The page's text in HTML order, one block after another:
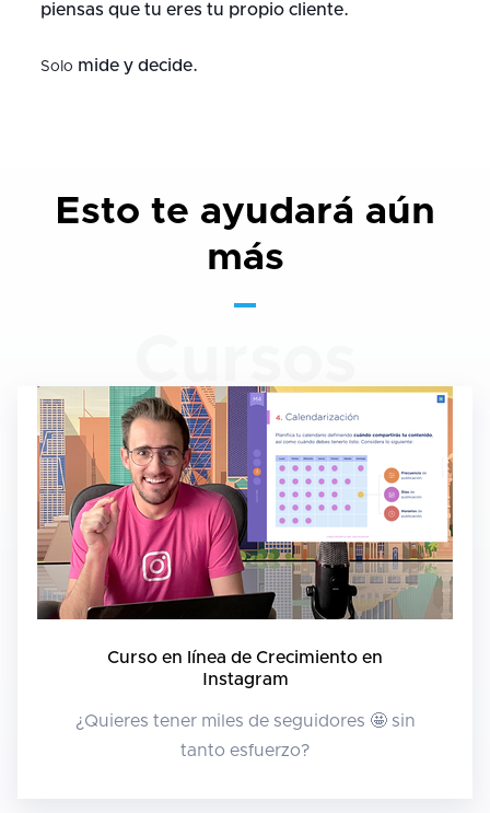
piensas que tu eres tu propio cliente.
Solo mide y decide.
Esto te ayudará aún
más
Curso en línea de Crecimiento en
Instagram
¿Quieres tener miles de seguidores 🤩 sin
tanto esfuerzo?